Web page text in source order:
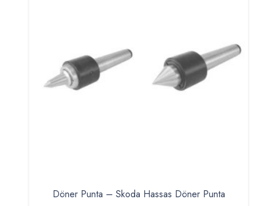
Döner Punta – Skoda Hassas Döner Punta